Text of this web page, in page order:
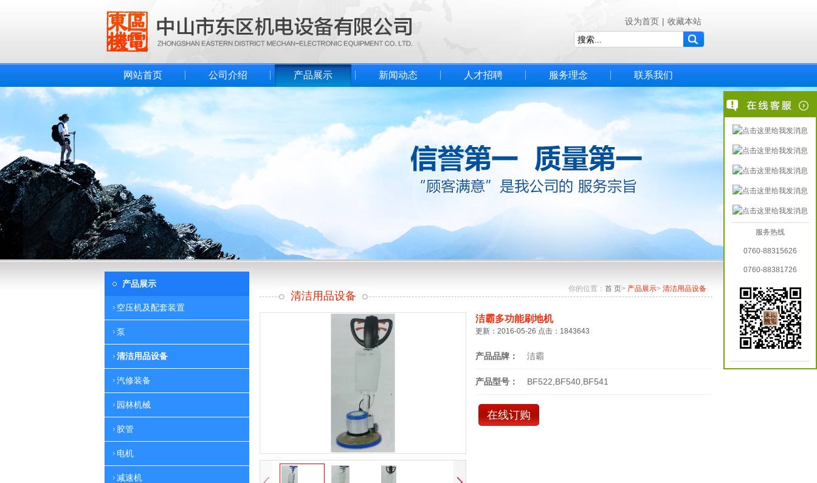
设为首页 | 收藏本站
网站首页 公司介绍 产品展示 新闻动态 人才招聘 服务理念 联系我们
产品展示
空压机及配套装置
泵
清洁用品设备
汽修装备
园林机械
胶管
电机
减速机
你的位置： 首 页> 产品展示> 清洁用品设备
清洁用品设备
洁霸多功能刷地机
更新：2016-05-26 点击：1843643
产品品牌： 洁霸
产品型号： BF522,BF540,BF541
在线订购
服务热线
0760-88315626
0760-88381726